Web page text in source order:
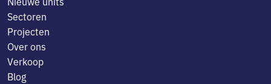
Sectoren
Projecten
Over ons
Verkoop
Blog